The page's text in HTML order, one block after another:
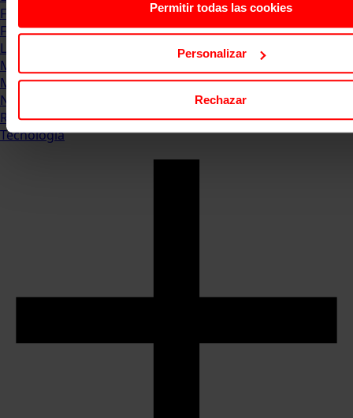
Permitir todas las cookies
Personalizar
Rechazar
Finanzas
Formación & Estudios
Luxury
Management
Marketing & Comunicación
Negocios
Recursos Humanos
Tecnología